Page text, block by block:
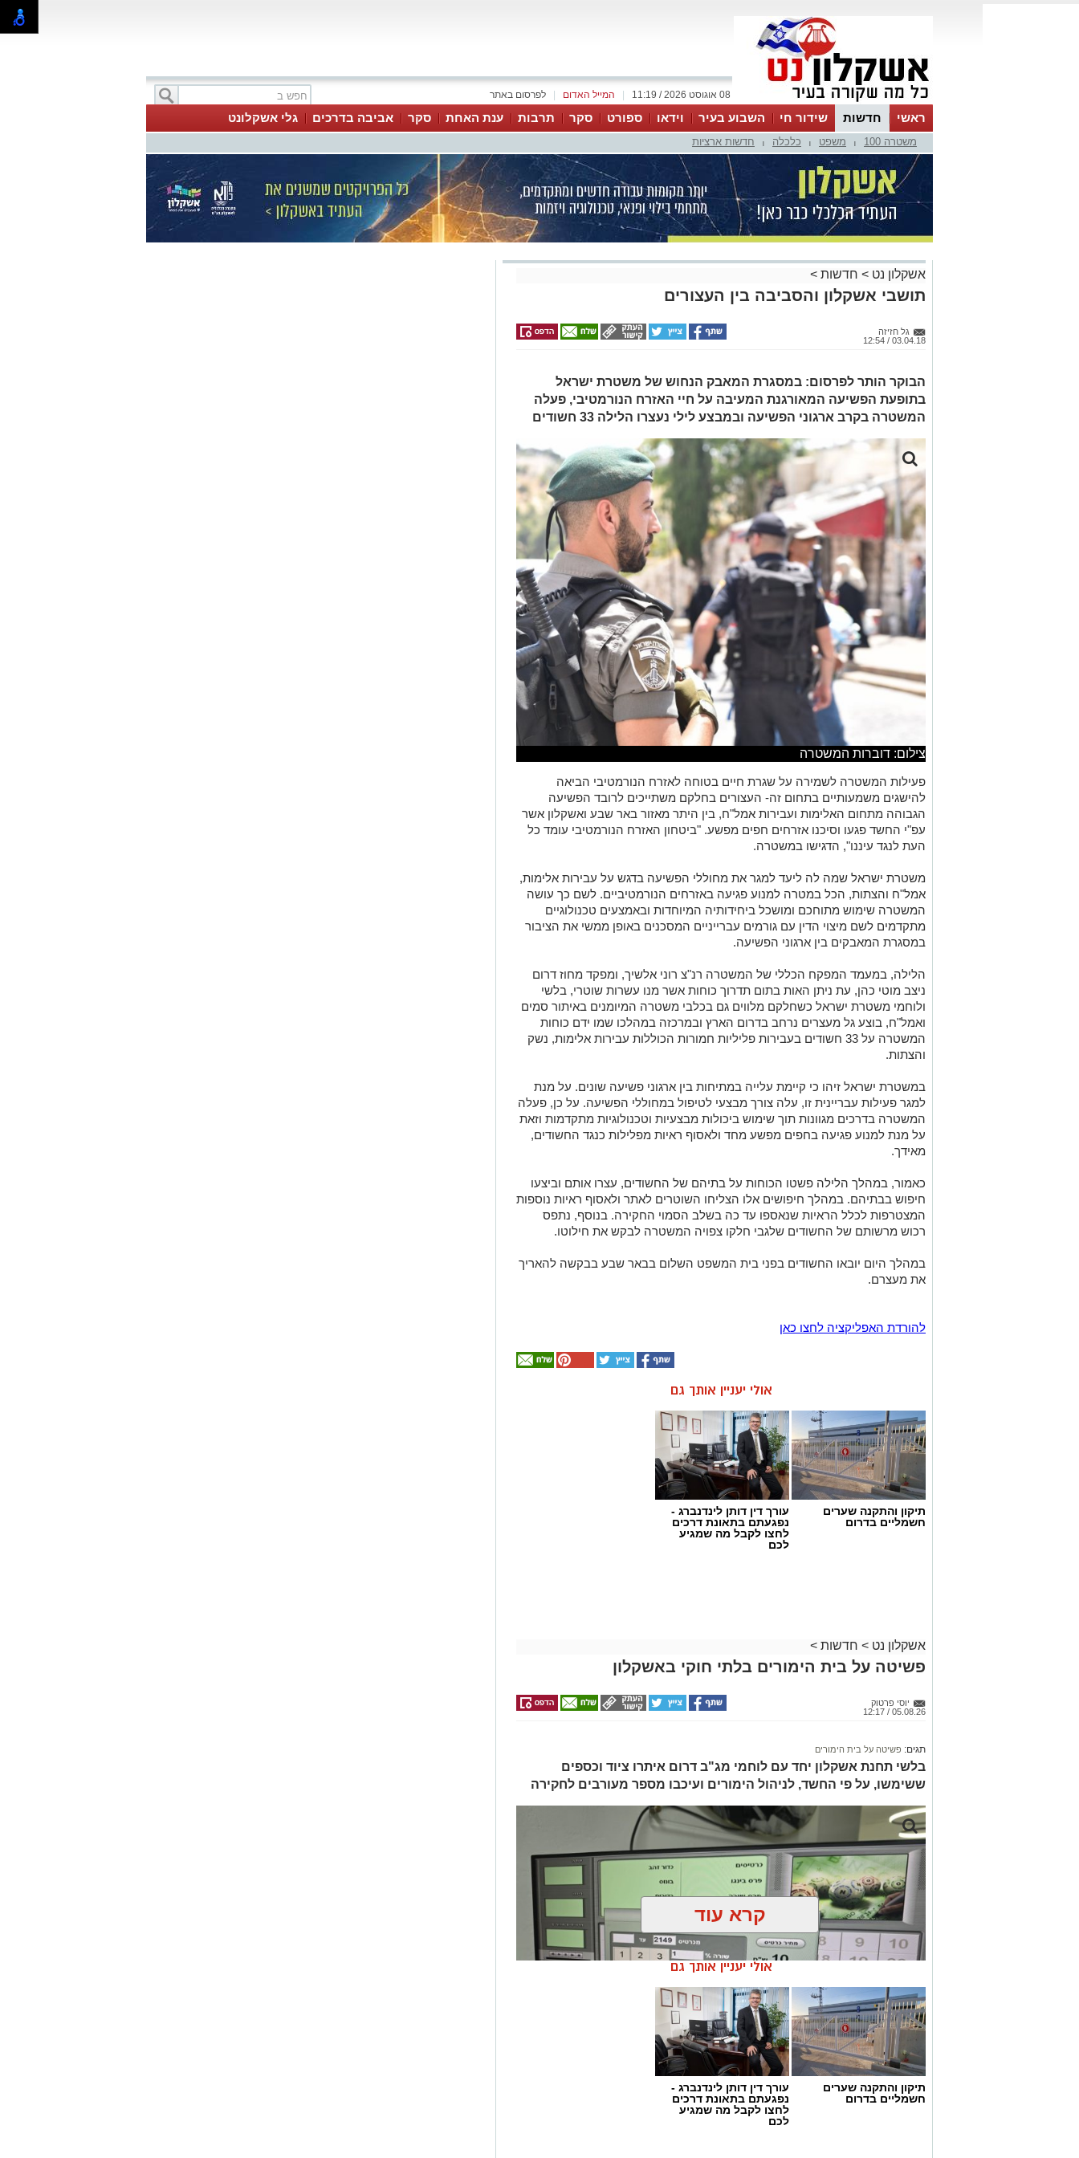
לפרסום באתר המייל האדום 08 אוגוסט 2026 / 11:19
ראשי חדשות שידור חי השבוע בעיר וידאו ספורט סקר תרבות ענת האחת סקר אביבה בדרכים גלי אשקלונט
משטרה 100 משפט כלכלה חדשות ארציות
אשקלון נט > חדשות >
תושבי אשקלון והסביבה בין העצורים
גל חזיזה
03.04.18 / 12:54
הבוקר הותר לפרסום: במסגרת המאבק הנחוש של משטרת ישראל
בתופעת הפשיעה המאורגנת המעיבה על חיי האזרח הנורמטיבי, פעלה
המשטרה בקרב ארגוני הפשיעה ובמבצע לילי נעצרו הלילה 33 חשודים
צילום: דוברות המשטרה
פעילות המשטרה לשמירה על שגרת חיים בטוחה לאזרח הנורמטיבי הביאה
להישגים משמעותיים בתחום זה- העצורים בחלקם משתייכים לרובד הפשיעה
הגבוהה מתחום האלימות ועבירות אמל"ח, בין היתר מאזור באר שבע ואשקלון אשר
עפ"י החשד פגעו וסיכנו אזרחים חפים מפשע. "ביטחון האזרח הנורמטיבי עומד כל
העת לנגד עיננו", הדגישו במשטרה.
משטרת ישראל שמה לה ליעד למגר את מחוללי הפשיעה בדגש על עבירות אלימות,
אמל"ח והצתות, הכל במטרה למנוע פגיעה באזרחים הנורמטיביים. לשם כך עושה
המשטרה שימוש מתוחכם ומושכל ביחידותיה המיוחדות ובאמצעים טכנולוגיים
מתקדמים לשם מיצוי הדין עם גורמים עברייניים המסכנים באופן ממשי את הציבור
במסגרת המאבקים בין ארגוני הפשיעה.
הלילה, במעמד המפקח הכללי של המשטרה רנ"צ רוני אלשיך, ומפקד מחוז דרום
ניצב מוטי כהן, עת ניתן האות בתום תדרוך כוחות אשר מנו עשרות שוטרי, בלשי
ולוחמי משטרת ישראל כשחלקם מלווים גם בכלבי משטרה המיומנים באיתור סמים
ואמל"ח, בוצע גל מעצרים נרחב בדרום הארץ ובמרכזה במהלכו שמו ידם כוחות
המשטרה על 33 חשודים בעבירות פליליות חמורות הכוללות עבירות אלימות, נשק
והצתות.
במשטרת ישראל זיהו כי קיימת עלייה במתיחות בין ארגוני פשיעה שונים. על מנת
למגר פעילות עבריינית זו, עלה צורך מבצעי לטיפול במחוללי הפשיעה. על כן, פעלה
המשטרה בדרכים מגוונות תוך שימוש ביכולות מבצעיות וטכנולוגיות מתקדמות וזאת
על מנת למנוע פגיעה בחפים מפשע מחד ולאסוף ראיות מפלילות כנגד החשודים,
מאידך.
כאמור, במהלך הלילה פשטו הכוחות על בתיהם של החשודים, עצרו אותם וביצעו
חיפוש בבתיהם. במהלך חיפושים אלו הצליחו השוטרים לאתר ולאסוף ראיות נוספות
המצטרפות לכלל הראיות שנאספו עד כה בשלב הסמוי החקירה. בנוסף, נתפס
רכוש מרשותם של החשודים שלגבי חלקו צפויה המשטרה לבקש את חילוטו.
במהלך היום יובאו החשודים בפני בית המשפט השלום בבאר שבע בבקשה להאריך
את מעצרם.
להורדת האפליקציה לחצו כאן
אולי יעניין אותך גם
תיקון והתקנה שערים
חשמליים בדרום
עורך דין דותן לינדנברג -
נפגעתם בתאונת דרכים
לחצו לקבל מה שמגיע
לכם
אשקלון נט > חדשות >
פשיטה על בית הימורים בלתי חוקי באשקלון
יוסי פרטוק
05.08.26 / 12:17
תגים: פשיטה על בית הימורים
בלשי תחנת אשקלון יחד עם לוחמי מג"ב דרום איתרו ציוד וכספים
ששימשו, על פי החשד, לניהול הימורים ועיכבו מספר מעורבים לחקירה
קרא עוד
אולי יעניין אותך גם
תיקון והתקנה שערים
חשמליים בדרום
עורך דין דותן לינדנברג -
נפגעתם בתאונת דרכים
לחצו לקבל מה שמגיע
לכם